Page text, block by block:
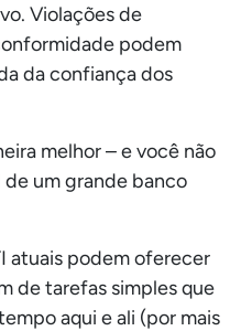
Violações de
podem
da confiança dos
melhor – e você não
um grande banco
atuais podem oferecer
de tarefas simples que
aqui e ali (por mais